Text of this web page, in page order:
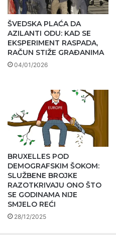
ŠVEDSKA PLAĆA DA
AZILANTI ODU: KAD SE
EKSPERIMENT RASPADA,
RAČUN STIŽE GRAĐANIMA
04/01/2026
BRUXELLES POD
DEMOGRAFSKIM ŠOKOM:
SLUŽBENE BROJKE
RAZOTKRIVAJU ONO ŠTO
SE GODINAMA NIJE
SMJELO REĆI
28/12/2025